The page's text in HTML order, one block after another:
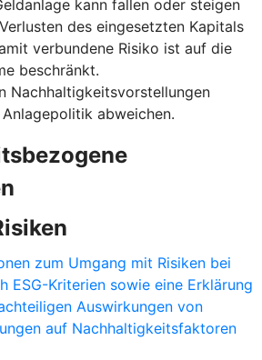
kann fallen oder steigen
des eingesetzten Kapitals
verbundene Risiko ist auf die
beschränkt.
Nachhaltigkeitsvorstellungen
abweichen.
zum Umgang mit Risiken bei
ESG-Kriterien sowie eine Erklärung
Auswirkungen von
auf Nachhaltigkeitsfaktoren